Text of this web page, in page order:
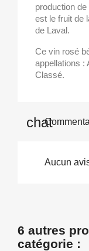
production
est le fruit de
de Laval.
Ce vin rosé
appellations :
Classé.
Aucun
6 autres
catégorie :